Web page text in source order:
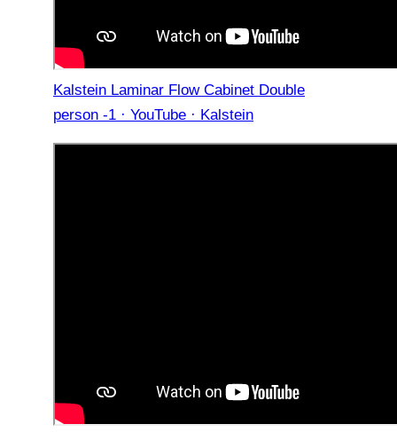
Kalstein Laminar Flow Cabinet Double
person -1 · YouTube · Kalstein